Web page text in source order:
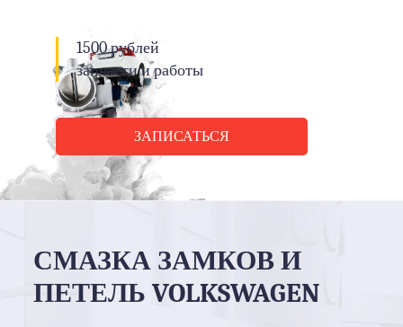
1500 рублей
запчасти и работы
ЗАПИСАТЬСЯ
СМАЗКА ЗАМКОВ И
ПЕТЕЛЬ VOLKSWAGEN